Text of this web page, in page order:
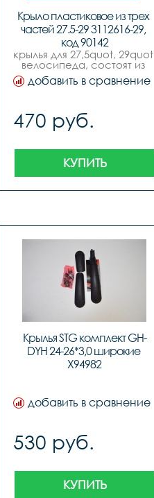
Крыло пластиковое из трех
частей 27.5-29 3112616-29,
код 90142
крылья для 27,5quot, 29quot
велосипеда, состоят из
трех частей комплект.
добавить в сравнение
470 руб.
КУПИТЬ
Крылья STG комплект GH-
DYH 24-26*3,0 широкие
X94982
добавить в сравнение
530 руб.
КУПИТЬ